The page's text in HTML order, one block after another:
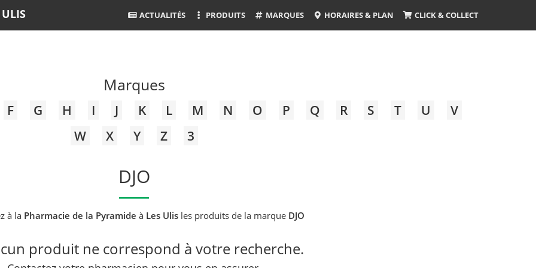
ACTUALITÉS PRODUITS MARQUES HORAIRES & PLAN CLICK & COLLECT
Marques
F G H I J K L M N O P Q R S T U
V
W
X Y Z 3
DJO
à la Pharmacie de la Pyramide à Les Ulis les produits de la marque DJO
produit ne correspond à votre recherche.